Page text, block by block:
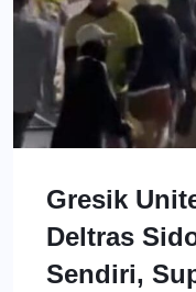
Gresik
Deltras
Sendiri,